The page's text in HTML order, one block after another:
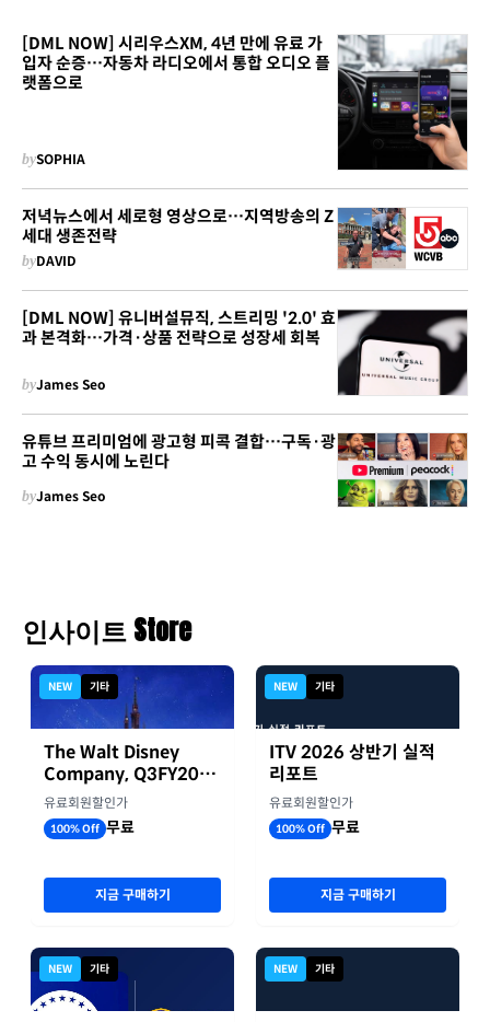
[DML NOW] 시리우스XM, 4년 만에 유료 가
입자 순증…자동차 라디오에서 통합 오디오 플
랫폼으로
bySOPHIA
저녁뉴스에서 세로형 영상으로…지역방송의 Z
세대 생존전략
byDAVID
[DML NOW] 유니버설뮤직, 스트리밍 '2.0' 효
과 본격화…가격·상품 전략으로 성장세 회복
byJames Seo
유튜브 프리미엄에 광고형 피콕 결합…구독·광
고 수익 동시에 노린다
byJames Seo
인사이트 Store
NEW 기타
The Walt Disney
Company, Q3FY2026
실적자료
유료회원할인가
100% Off 무료
지금 구매하기
NEW 기타
NEW 기타
ITV 2026 상반기 실적
리포트
유료회원할인가
100% Off 무료
지금 구매하기
NEW 기타